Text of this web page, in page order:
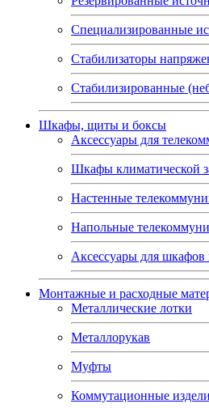
Специализированные
Стабилизаторы
Стабилизированные
Шкафы, щиты и боксы
Аксессуары для
Шкафы климатической
Настенные
Напольные
Аксессуары для
Монтажные и расходные
Металлические лотки
Металлорукав
Муфты
Коммутационные